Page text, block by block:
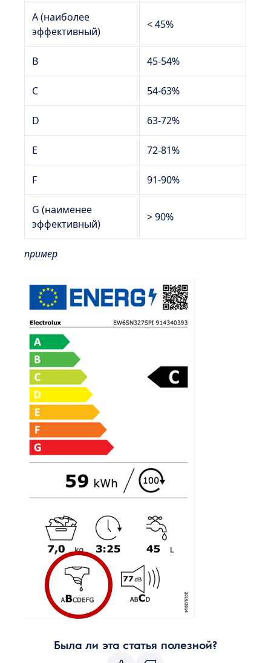
A (наиболее
эффективный)
< 45%
B 45-54%
C 54-63%
D 63-72%
E 72-81%
F 91-90%
G (наименее
эффективный)
> 90%
пример
Была ли эта статья полезной?